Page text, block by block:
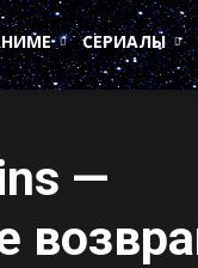
СЕРИАЛЫ
—